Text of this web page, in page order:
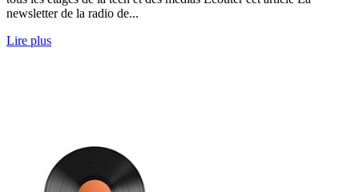
newsletter de la radio de...
Lire plus